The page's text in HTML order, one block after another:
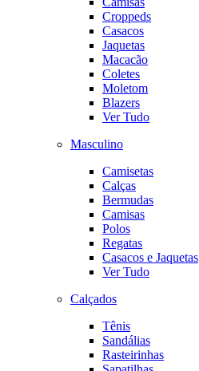
Croppeds
Casacos
Jaquetas
Macacão
Coletes
Moletom
Blazers
Ver Tudo
Masculino
Camisetas
Calças
Bermudas
Camisas
Polos
Regatas
Casacos e Jaquetas
Ver Tudo
Calçados
Tênis
Sandálias
Rasteirinhas